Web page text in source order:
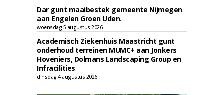
Dar gunt maaibestek gemeente Nijmegen
aan Engelen Groen Uden.
woensdag 5 augustus 2026
Academisch Ziekenhuis Maastricht gunt
onderhoud terreinen MUMC+ aan Jonkers
Hoveniers, Dolmans Landscaping Group en
Infracilities
dinsdag 4 augustus 2026